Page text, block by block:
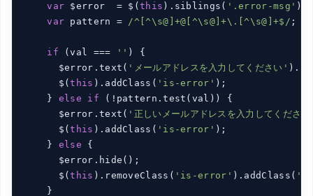
var $error  = $(this ).siblings( '.error-msg' );
var pattern = /^[^\s@]+@[^\s@]+\.[^\s@]+$/ ;
if (val === '' ) {
      $error.text(
'メールアドレスを入力してください'
      $(
this ).addClass( 'is-error' );
    }
else if (!pattern.test(val)) {
      $error.text(
'正しいメールアドレスを入力してくださ
      $(
this ).addClass( 'is-error' );
    }
else {
      $error.hide();
      $(
this ).removeClass( 'is-error' ).addClass(
    }